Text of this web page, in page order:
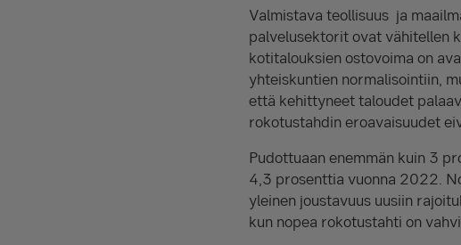
Valmistava teollisuus ja
palvelusektorit ovat vähitellen
kotitalouksien ostovoima on
yhteiskuntien normalisointiin,
että kehittyneet taloudet
rokotustahdin eroavaisuudet
Pudottuaan enemmän kuin 3
4,3 prosenttia vuonna 2022.
yleinen joustavuus uusiin
kun nopea rokotustahti on